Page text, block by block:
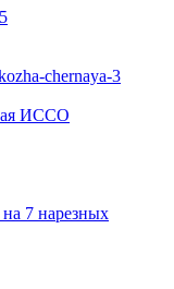
ИССО
7 нарезных